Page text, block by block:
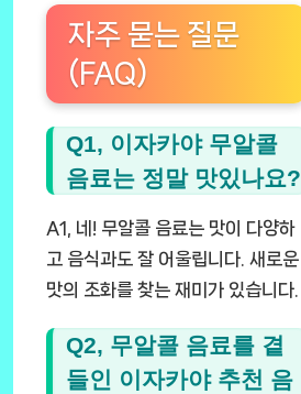
자주 묻는 질문
(FAQ)
Q1, 이자카야 무알콜
음료는 정말 맛있나요?
A1, 네! 무알콜 음료는 맛이 다양하
고 음식과도 잘 어울립니다. 새로운
맛의 조화를 찾는 재미가 있습니다.
Q2, 무알콜 음료를 곁
들인 이자카야 추천 음